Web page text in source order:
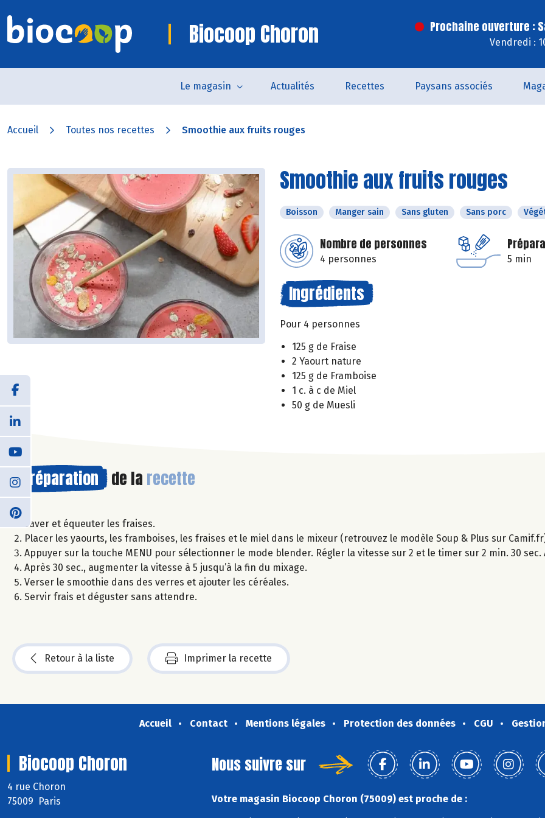
Biocoop Choron Prochaine ouverture :
Vendredi :
Le magasin Actualités Recettes Paysans associés
Accueil Toutes nos recettes Smoothie aux fruits rouges
Smoothie aux fruits rouges
Boisson Manger sain Sans gluten Sans porc
Nombre de personnes
4 personnes 5 min
Ingrédients
Pour 4 personnes
125 g de Fraise
2 Yaourt nature
125 g de Framboise
1 c. à c de Miel
50 g de Muesli
Préparation de la recette
Laver et équeuter les fraises.
Placer les yaourts, les framboises, les fraises et le miel dans le mixeur (retrouvez le modèle Soup & Plus sur
Appuyer sur la touche MENU pour sélectionner le mode blender. Régler la vitesse sur 2 et le timer sur 2 min. 30 sec.
Après 30 sec., augmenter la vitesse à 5 jusqu’à la fin du mixage.
Verser le smoothie dans des verres et ajouter les céréales.
Servir frais et déguster sans attendre.
Retour à la liste Imprimer la recette
Accueil Contact Mentions légales Protection des données CGU
Biocoop Choron
4 rue Choron
75009 Paris
Nous suivre sur
Votre magasin Biocoop Choron (75009) est proche de :